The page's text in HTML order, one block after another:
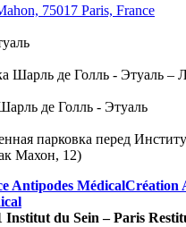
75017 Paris, France
Шарль де Голль - Этуаль –
де Голль - Этуаль
парковка перед
Махон, 12)
Antipodes MédicalCréation
Institut du Sein – Paris